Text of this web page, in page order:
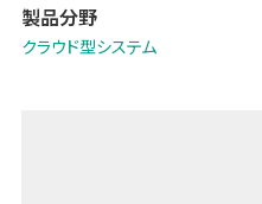
製品分野
クラウド型システム